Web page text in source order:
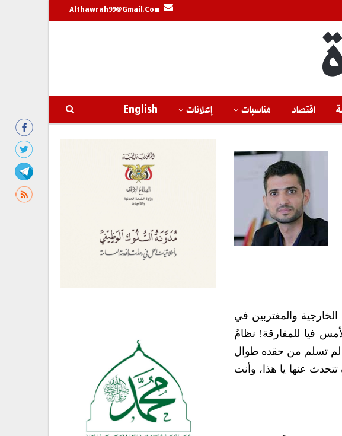
Althawrah99@gmail.com
اقتصاد مناسبات إعلانات English
والمغتربين في
بالأمس فيا للمفارقة! نظامٌ
لم تسلم من حقده طوال
عنها يا هذا، وأنت